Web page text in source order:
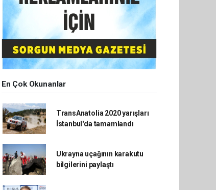
En Çok Okunanlar
TransAnatolia 2020 yarışları
İstanbul'da tamamlandı
Ukrayna uçağının karakutu
bilgilerini paylaştı